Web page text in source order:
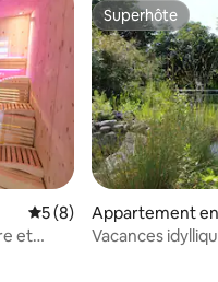
: 4,9 sur 5
Évaluation moyenne sur
5 (8)
et
Superhôte
Superhôte
Appartement
Vacances